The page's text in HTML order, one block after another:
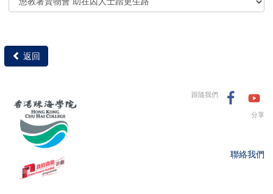
返回
跟隨我們
分享
聯絡我們